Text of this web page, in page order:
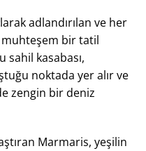
adlandırılan ve her
muhteşem bir tatil
sahil kasabası,
noktada yer alır ve
zengin bir deniz
Marmaris, yeşilin